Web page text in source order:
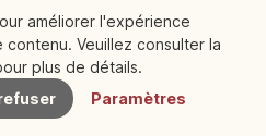
Voyage
À proximité
améliorer l'expérience
Veuillez consulter la
plus de détails.
Paramètres